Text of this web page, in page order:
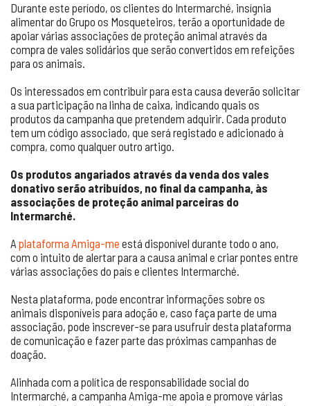
Durante este período, os clientes do Intermarché, insígnia
alimentar do Grupo os Mosqueteiros, terão a oportunidade de
apoiar várias associações de proteção animal através da
compra de vales solidários que serão convertidos em refeições
para os animais.
Os interessados em contribuir para esta causa deverão solicitar
a sua participação na linha de caixa, indicando quais os
produtos da campanha que pretendem adquirir. Cada produto
tem um código associado, que será registado e adicionado à
compra, como qualquer outro artigo.
Os produtos angariados através da venda dos vales
donativo serão atribuídos, no final da campanha, às
associações de proteção animal parceiras do
Intermarché.
A plataforma Amiga-me está disponível durante todo o ano,
com o intuito de alertar para a causa animal e criar pontes entre
várias associações do país e clientes Intermarché.
Nesta plataforma, pode encontrar informações sobre os
animais disponíveis para adoção e, caso faça parte de uma
associação, pode inscrever-se para usufruir desta plataforma
de comunicação e fazer parte das próximas campanhas de
doação.
Alinhada com a política de responsabilidade social do
Intermarché, a campanha Amiga-me apoia e promove várias